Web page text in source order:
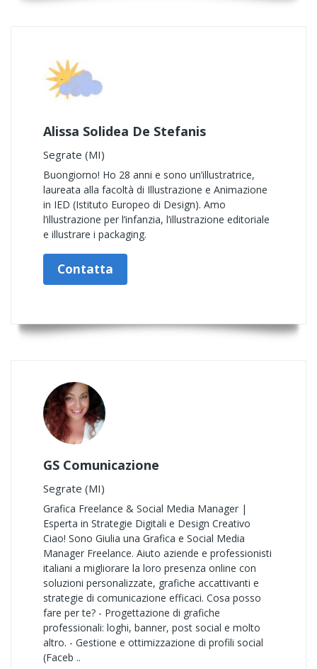
Alissa Solidea De Stefanis
Segrate (MI)
Buongiorno! Ho 28 anni e sono un’illustratrice,
laureata alla facoltà di Illustrazione e Animazione
in IED (Istituto Europeo di Design). Amo
l’illustrazione per l’infanzia, l’illustrazione editoriale
e illustrare i packaging.
Contatta
GS Comunicazione
Segrate (MI)
Grafica Freelance & Social Media Manager |
Esperta in Strategie Digitali e Design Creativo
Ciao! Sono Giulia una Grafica e Social Media
Manager Freelance. Aiuto aziende e professionisti
italiani a migliorare la loro presenza online con
soluzioni personalizzate, grafiche accattivanti e
strategie di comunicazione efficaci. Cosa posso
fare per te? - Progettazione di grafiche
professionali: loghi, banner, post social e molto
altro. - Gestione e ottimizzazione di profili social
(Faceb ..